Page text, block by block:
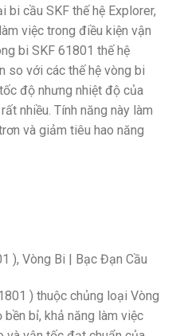
cầu SKF thế hệ Explorer,
việc trong điều kiện vận
bi SKF 61801 thế hệ
so với các thế hệ vòng bi
độ nhưng nhiệt độ của
nhiều. Tính năng này làm
và giảm tiêu hao năng
), Vòng Bi | Bạc Đạn Cầu
) thuộc chủng loại Vòng
bỉ, khả năng làm việc